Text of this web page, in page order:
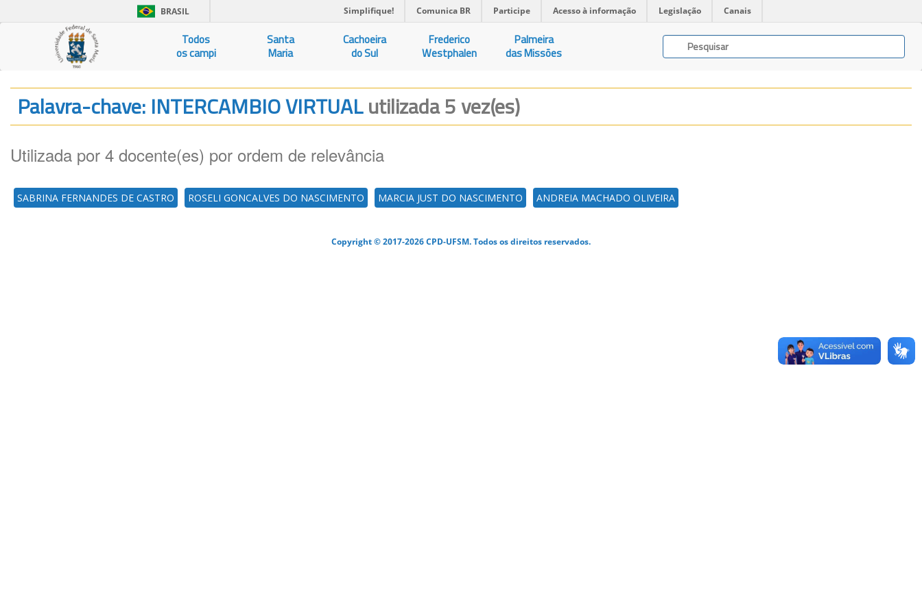
BRASIL Simplifique! Comunica BR Participe Acesso à informação Legislação Canais
Todos
os campi
Santa
Maria
Cachoeira
do Sul
Frederico
Westphalen
Palmeira
das Missões
Palavra-chave: INTERCAMBIO VIRTUALutilizada 5 vez(es)
Utilizada por 4 docente(es) por ordem de relevância
SABRINA FERNANDES DE CASTRO ROSELI GONCALVES DO NASCIMENTO MARCIA JUST DO NASCIMENTO ANDREIA MACHADO OLIVEIRA
Copyright © 2017-2026 CPD-UFSM. Todos os direitos reservados.